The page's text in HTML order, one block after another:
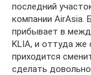
последний
компании AirAsia.
прибывает в
KLIA, и оттуда же
приходится
сделать